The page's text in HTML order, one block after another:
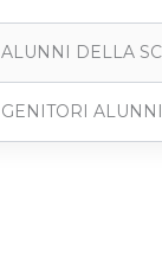
ALUNNI DELLA
GENITORI